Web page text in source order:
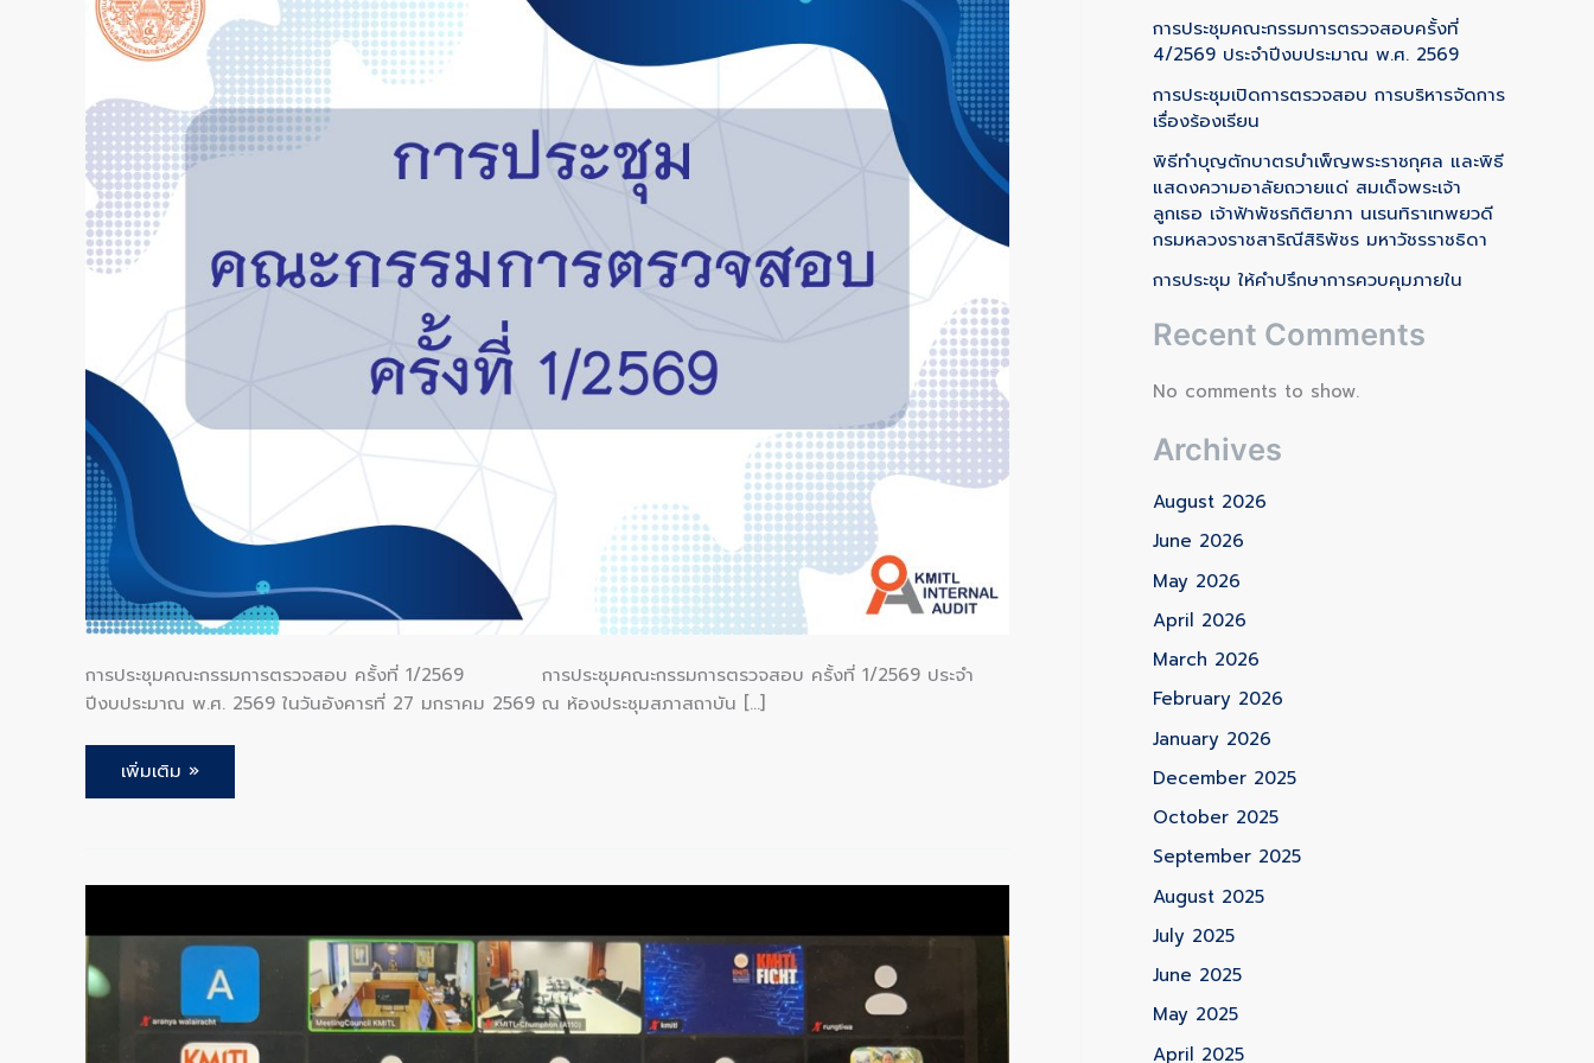
การประชุมคณะกรรมการตรวจสอบ ครั้งที่ 1/2569 การประชุมคณะกรรมการตรวจสอบ ครั้งที่ 1/2569 ประจำ
ปีงบประมาณ พ.ศ. 2569 ในวันอังคารที่ 27 มกราคม 2569 ณ ห้องประชุมสภาสถาบัน […]
ตรวจ
สอบ
ครั้ง
ประจำ
ปีงบประมาณ
พ.ศ.
2569
เพิ่มเติม »
การ
ตรวจ
สอบ
ทาน
การ
การประชุมคณะกรรมการตรวจสอบครั้งที่
4/2569 ประจำปีงบประมาณ พ.ศ. 2569
การประชุมเปิดการตรวจสอบ การบริหารจัดการ
เรื่องร้องเรียน
พิธีทำบุญตักบาตรบำเพ็ญพระราชกุศล และพิธี
แสดงความอาลัยถวายแด่ สมเด็จพระเจ้า
ลูกเธอ เจ้าฟ้าพัชรกิติยาภา นเรนทิราเทพยวดี
กรมหลวงราชสาริณีสิริพัชร มหาวัชรราชธิดา
การประชุม ให้คำปรึกษาการควบคุมภายใน
Recent Comments
No comments to show.
Archives
August 2026
June 2026
May 2026
April 2026
March 2026
February 2026
January 2026
December 2025
October 2025
September 2025
August 2025
July 2025
June 2025
May 2025
April 2025